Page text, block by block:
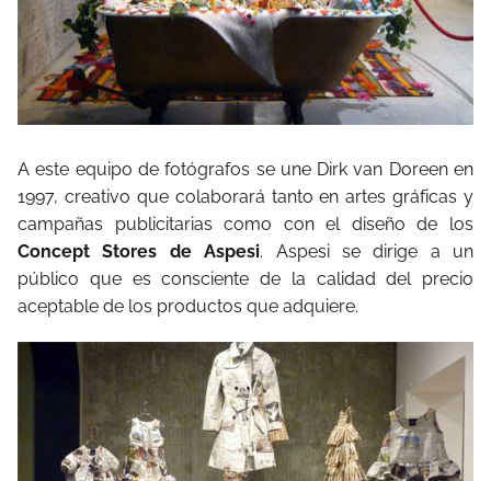
A este equipo de fotógrafos se une Dirk van Doreen en
1997, creativo que colaborará tanto en artes gráficas y
campañas publicitarias como con el diseño de los
Concept Stores de Aspesi. Aspesi se dirige a un
público que es consciente de la calidad del precio
aceptable de los productos que adquiere.